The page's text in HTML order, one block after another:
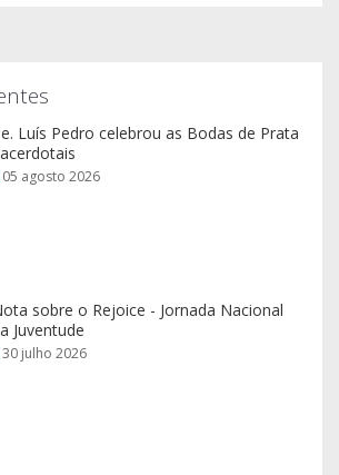
Luís Pedro celebrou as Bodas de Prata
05 agosto 2026
sobre o Rejoice - Jornada Nacional
Juventude
30 julho 2026